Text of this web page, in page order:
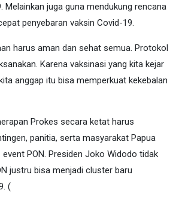
Melainkan juga guna mendukung rencana
penyebaran vaksin Covid-19.
harus aman dan sehat semua. Protokol
Karena vaksinasi yang kita kejar
anggap itu bisa memperkuat kekebalan
Prokes secara ketat harus
panitia, serta masyarakat Papua
PON. Presiden Joko Widodo tidak
justru bisa menjadi cluster baru
(